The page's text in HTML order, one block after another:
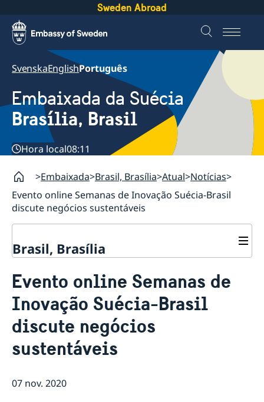
Sweden Abroad
SvenskaEnglishPortuguês
Embaixada da Suécia
Brasília, Brasil
Hora local08:11
Embaixada Brasil, Brasília Atual Notícias
Evento online Semanas de Inovação Suécia-Brasil
discute negócios sustentáveis
Brasil, Brasília
Equipe da embaixada
Tratamento de dados pessoais na embaixada da
Suécia em Brasília
Atual
Notícias
Verificação digital de passaportes
Ministro para Defesa Civil da Suécia visita o Brasil em
agenda oficial
Suécia vai suspender proibição de entrada de todos
os países
Evento online Semanas de
Inovação Suécia-Brasil
discute negócios
sustentáveis
07 nov. 2020